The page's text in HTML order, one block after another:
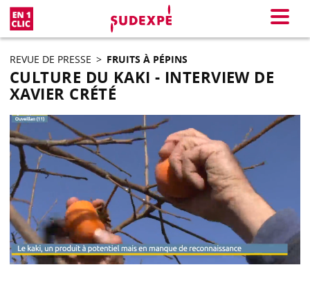
Menu
REVUE DE PRESSE > FRUITS À PÉPINS
CULTURE DU KAKI - INTERVIEW DE
XAVIER CRÉTÉ